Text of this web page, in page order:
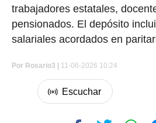
trabajadores estatales,
pensionados. El depósito
salariales acordados en
Por Rosario3 | 11-06-2026 10:24